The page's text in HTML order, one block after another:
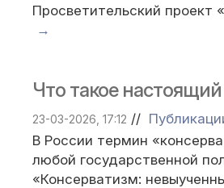
Просветительский
→
Что такое
23-03-2026, 17:12 //
В России термин
любой государственной
«Консерватизм: